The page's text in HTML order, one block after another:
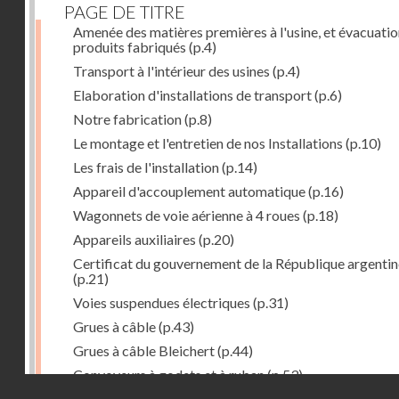
PAGE DE TITRE
Amenée des matières premières à l'usine, et
produits fabriqués (p.4)
Transport à l'intérieur des usines (p.4)
Elaboration d'installations de transport(p.6)
Notre fabrication(p.8)
Le montage et l'entretien de nos Installations (p.10)
Les frais de l'installation(p.14)
Appareil d'accouplement automatique(p.16)
Wagonnets de voie aérienne à 4 roues (p.18)
Appareils auxiliaires (p.20)
Certificat du gouvernement de la République
(p.21)
Voies suspendues électriques (p.31)
Grues à câble(p.43)
Grues à câble Bleichert(p.44)
Convoyeurs à godets et à ruban(p.53)